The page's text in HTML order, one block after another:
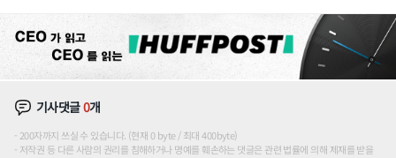
기사댓글0개
200자까지 쓰실 수 있습니다. (현재 0 byte / 최대 400byte)
저작권 등 다른 사람의 권리를 침해하거나 명예를 훼손하는 댓글은 관련 법률에 의해 제재를 받을